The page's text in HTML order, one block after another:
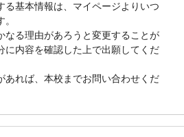
る基本情報は、マイページよりいつ
なる理由があろうと変更することが
に内容を確認した上で出願してくだ
あれば、本校までお問い合わせくだ